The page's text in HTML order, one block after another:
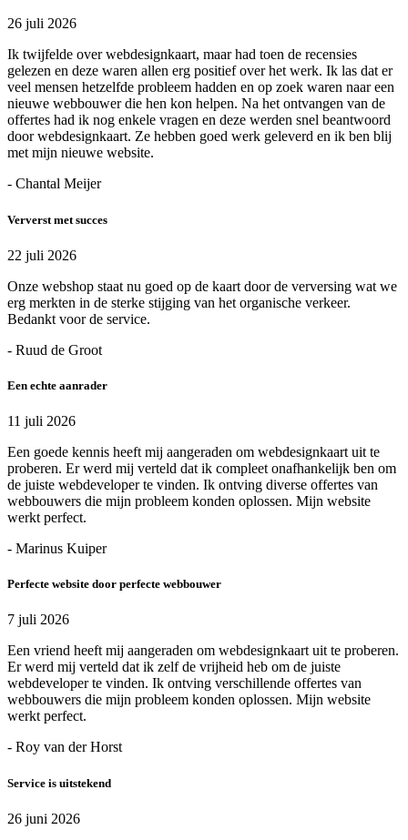
26 juli 2026
Ik twijfelde over webdesignkaart, maar had toen de recensies
gelezen en deze waren allen erg positief over het werk. Ik las dat er
veel mensen hetzelfde probleem hadden en op zoek waren naar een
nieuwe webbouwer die hen kon helpen. Na het ontvangen van de
offertes had ik nog enkele vragen en deze werden snel beantwoord
door webdesignkaart. Ze hebben goed werk geleverd en ik ben blij
met mijn nieuwe website.
- Chantal Meijer
Ververst met succes
22 juli 2026
Onze webshop staat nu goed op de kaart door de verversing wat we
erg merkten in de sterke stijging van het organische verkeer.
Bedankt voor de service.
- Ruud de Groot
Een echte aanrader
11 juli 2026
Een goede kennis heeft mij aangeraden om webdesignkaart uit te
proberen. Er werd mij verteld dat ik compleet onafhankelijk ben om
de juiste webdeveloper te vinden. Ik ontving diverse offertes van
webbouwers die mijn probleem konden oplossen. Mijn website
werkt perfect.
- Marinus Kuiper
Perfecte website door perfecte webbouwer
7 juli 2026
Een vriend heeft mij aangeraden om webdesignkaart uit te proberen.
Er werd mij verteld dat ik zelf de vrijheid heb om de juiste
webdeveloper te vinden. Ik ontving verschillende offertes van
webbouwers die mijn probleem konden oplossen. Mijn website
werkt perfect.
- Roy van der Horst
Service is uitstekend
26 juni 2026